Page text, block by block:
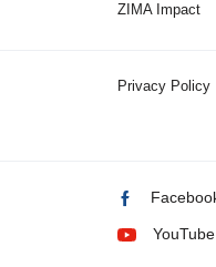
ZIMA Impact
Privacy Policy
YouTube